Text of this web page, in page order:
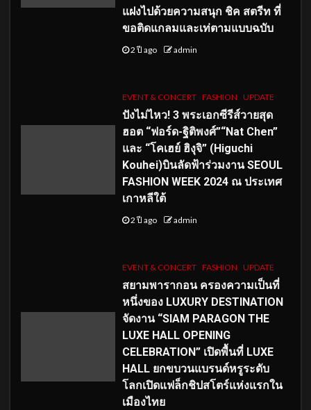
แฝงไปด้วยความสนุก ชิค สตรีท ที่
ขอติดแกลมและเท่ตามแบบฉบับ
2 ปี ago admin
EVENT & CONCERT FASHION UPDATE
ปังไม่ไหว! 3 พระเอกซีรีส์วายสุด
ฮอต “ฟอร์ด-ฐิติพงศ์”“Nat Chen”
และ “โคเฮย์ ฮิงุจิ” (Higuchi
Kouhei)บินลัดฟ้าร่วมงาน SEOUL
FASHION WEEK 2024 ณ ประเทศ
เกาหลีใต้
2 ปี ago admin
EVENT & CONCERT FASHION UPDATE
สยามพารากอน ครองความเป็นที่
หนึ่งของ LUXURY DESTINATION
จัดงาน “SIAM PARAGON THE
LUXE HALL OPENING
CELEBRATION” เปิดพื้นที่ LUXE
HALL ยกขบวนแบรนด์หรูระดับ
โลกเปิดแฟล็กชิปสโตร์แห่งแรกใน
เมืองไทย